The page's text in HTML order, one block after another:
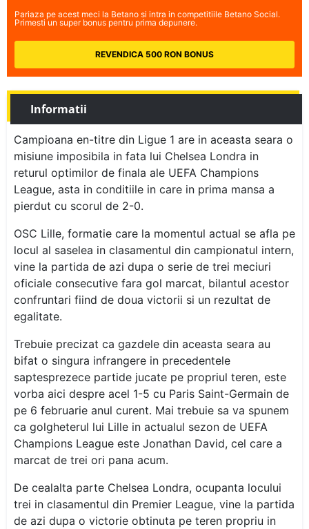
Pariaza pe acest meci la Betano si intra in competitiile Betano Social.
Primesti un super bonus pentru prima depunere.
REVENDICA 500 RON BONUS
Informatii
Campioana en-titre din Ligue 1 are in aceasta seara o
misiune imposibila in fata lui Chelsea Londra in
returul optimilor de finala ale UEFA Champions
League, asta in conditiile in care in prima mansa a
pierdut cu scorul de 2-0.
OSC Lille, formatie care la momentul actual se afla pe
locul al saselea in clasamentul din campionatul intern,
vine la partida de azi dupa o serie de trei meciuri
oficiale consecutive fara gol marcat, bilantul acestor
confruntari fiind de doua victorii si un rezultat de
egalitate.
Trebuie precizat ca gazdele din aceasta seara au
bifat o singura infrangere in precedentele
saptesprezece partide jucate pe propriul teren, este
vorba aici despre acel 1-5 cu Paris Saint-Germain de
pe 6 februarie anul curent. Mai trebuie sa va spunem
ca golgheterul lui Lille in actualul sezon de UEFA
Champions League este Jonathan David, cel care a
marcat de trei ori pana acum.
De cealalta parte Chelsea Londra, ocupanta locului
trei in clasamentul din Premier League, vine la partida
de azi dupa o victorie obtinuta pe teren propriu in